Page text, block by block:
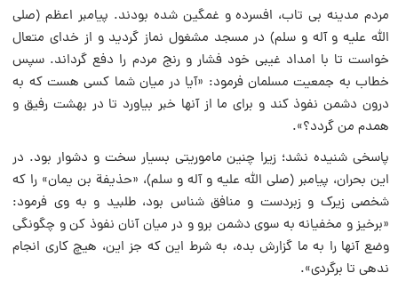
مردم مدینه بی تاب، افسرده و غمگین شده بودند. پیامبر اعظم (صلى
الله عليه و آله و سلم) در مسجد مشغول نماز گردید و از خدای متعال
خواست تا با امداد غیبی خود فشار و رنج مردم را دفع گرداند. سپس
خطاب به جمعیت مسلمان فرمود: «آیا در میان شما کسی هست که به
درون دشمن نفوذ کند و برای ما از آنها خبر بیاورد تا در بهشت رفیق و
همدم من گردد؟».
پاسخی شنیده نشد؛ زیرا چنین ماموریتی بسیار سخت و دشوار بود. در
این بحران، پیامبر (صلى الله عليه و آله و سلم)، «حذیفة بن یمان» را که
شخصی زیرک و زبردست و منافق شناس بود، طلبید و به وی فرمود:
«برخیز و مخفیانه به سوی دشمن برو و در میان آنان نفوذ کن و چگونگی
وضع آنها را به ما گزارش بده، به شرط این که جز این، هیچ کاری انجام
ندهی تا برگردی».